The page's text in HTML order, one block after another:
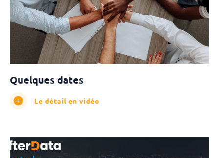
Quelques dates
Le détail en vidéo